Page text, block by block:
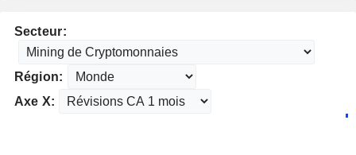
Secteur:
Région:
Axe X: